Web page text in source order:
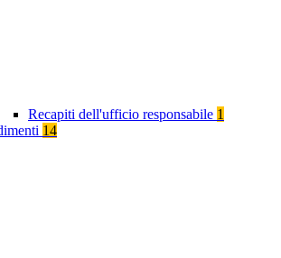
Recapiti dell'ufficio responsabile 1
14